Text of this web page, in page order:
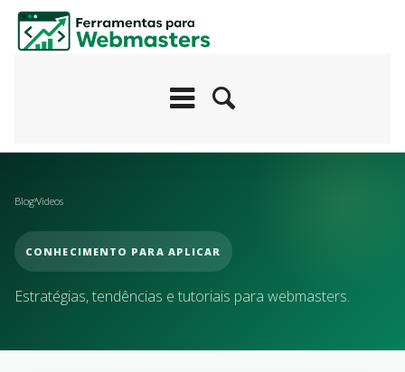
BlogVideos
CONHECIMENTO PARA APLICAR
Estratégias, tendências e tutoriais para webmasters.